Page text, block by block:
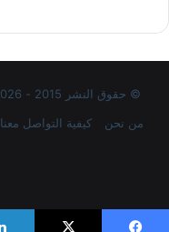
© حقوق النشر 2015 - 2026، جميع الحقوق محفوظة | الصفحة العربية
من نحن
كيفية التواصل معنا